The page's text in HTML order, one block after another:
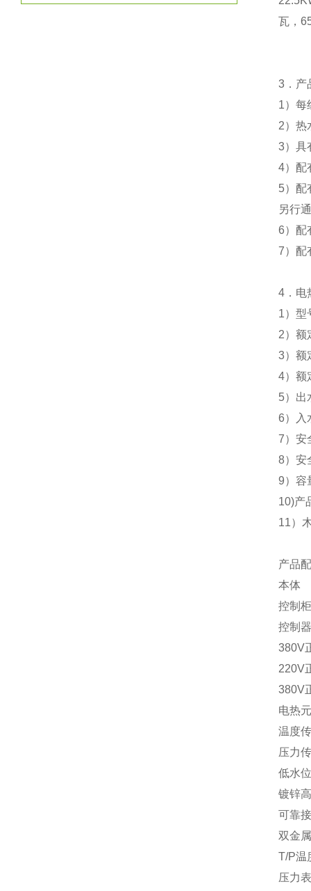
瓦，
3．产
1）每
2）热
3）具
4）配
5）配
另行
6）配
7）配
4．电
1）型
2）额
3）额
4）额
5）出
6）入
7）安
8）安
9）
10)产
11）
产品
本体
控制柜
控制器
380V
220V
380V
电热
温度
压力
低水
镀锌
可靠
双金
T/P温
压力表